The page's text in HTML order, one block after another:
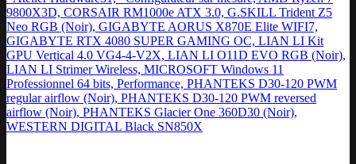
9800X3D, CORSAIR RM1000e ATX 3.0, G.SKILL Trident Z5
Neo RGB (Noir), GIGABYTE AORUS X870E Elite WIFI7,
GIGABYTE RTX 4080 SUPER GAMING OC, LIAN LI Kit
GPU Vertical 4.0 VG4-4-V2X, LIAN LI O11D EVO RGB (Noir),
LIAN LI Strimer Wireless, MICROSOFT Windows 11
Professionnel 64 bits, Performance, PHANTEKS D30-120 PWM
regular airflow (Noir), PHANTEKS D30-120 PWM reversed
airflow (Noir), PHANTEKS Glacier One 360D30 (Noir),
WESTERN DIGITAL Black SN850X